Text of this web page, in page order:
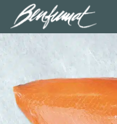
SMOKE LAB
BLOG
CONTACTA
TIENDA ONLINE